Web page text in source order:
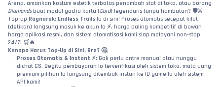
Diamonds buat modal gacha kartu (Card) legendaris tanpa hambatan? 🛡️⚔️
Top-up Ragnarok: Endless Trails lo di sini! Proses otomatis secepat kilat
(detikan) langsung masuk ke akun lo ⚡, harga paling kompetitif di bawah
harga aplikasi resmi, dan sistem otomatisasi kami siap melayani non-stop
24/7! 🛒🔥
Kenapa Harus Top-Up di Sini, Bre? 🤔
Proses Otomatis & Instant ⚡: Gak perlu antre manual atau nunggu
dichat CS. Begitu pembayaran lo terverifikasi oleh sistem toko, mata uang
premium pilihan lo langsung ditembak instan ke ID game lo oleh sistem
API kami!